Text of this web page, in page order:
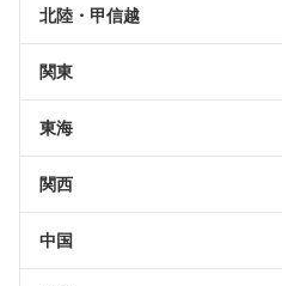
北陸・甲信越
関東
東海
関西
中国